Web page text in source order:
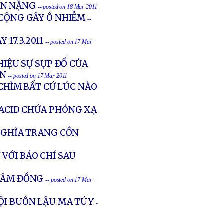
NẶNG -- posted on 18 Mar 2011
GÂY Ô NHIỄM --
17.3.2011 -- posted on 17 Mar
SỰ SỤP ĐỔ CỦA
-- posted on 17 Mar 2011
BẤT CỨ LÚC NÀO
CHỨA PHÓNG XẠ
TRANG CỒN
BÁO CHÍ SAU
ĐỒNG -- posted on 17 Mar
BUÔN LẬU MA TÚY -